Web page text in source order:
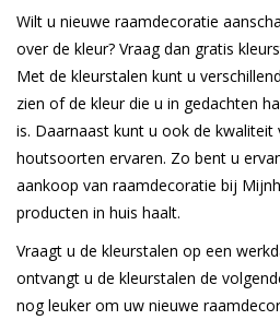
Wilt u nieuwe raamdecoratie
over de kleur? Vraag dan gratis
Met de kleurstalen kunt u
zien of de kleur die u in gedachten
is. Daarnaast kunt u ook de kwaliteit
houtsoorten ervaren. Zo bent u
aankoop van raamdecoratie bij
producten in huis haalt.
Vraagt u de kleurstalen op een
ontvangt u de kleurstalen de
nog leuker om uw nieuwe